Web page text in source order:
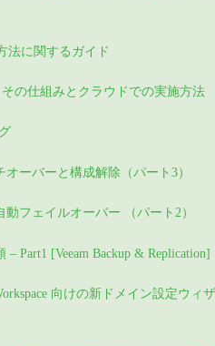
法に関するガイド
の仕組みとクラウドでの実施方法
ーバーと構成解除（パート3）
フェイルオーバー （パート2）
Part1 [Veeam Backup & Replication]
向けの新ドメイン設定ウィザ